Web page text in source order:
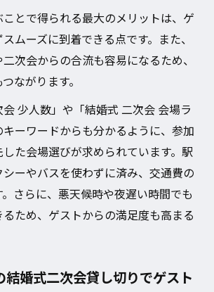
とで得られる最大のメリットは、ゲ
ムーズに到着できる点です。また、
次会からの合流も容易になるため、
ながります。
少人数」や「結婚式 二次会 会場ラ
ーワードからも分かるように、参加
た会場選びが求められています。駅
ーやバスを使わずに済み、交通費の
さらに、悪天候時や夜遅い時間でも
ため、ゲストからの満足度も高まる
結婚式二次会貸し切りでゲスト